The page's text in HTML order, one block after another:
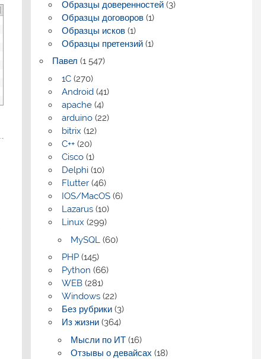
Образцы доверенностей(3)
Образцы договоров(1)
Образцы исков(1)
Образцы претензий(1)
Павел (1 547)
1C(270)
Android(41)
apache(4)
arduino(22)
bitrix (12)
C++(20)
Cisco(1)
Delphi(10)
Flutter(46)
IOS/MacOS(6)
Lazarus(10)
Linux (299)
MySQL(60)
PHP(145)
Python (66)
WEB(281)
Windows(22)
Без рубрики(3)
Из жизни(364)
Мысли по ИТ(16)
Отзывы о девайсах (18)